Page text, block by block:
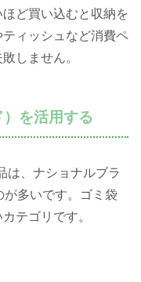
ど買い込むと収納を
ィッシュなど消費ペ
しません。
を活用する
は、ナショナルブラ
が多いです。ゴミ袋
テゴリです。